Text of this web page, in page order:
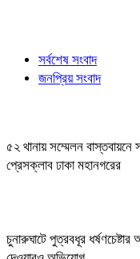
সর্বশেষ সংবাদ
জনপ্রিয় সংবাদ
৫২ থানায় সম্মেলন
প্রেসক্লাব ঢাকা মহানগরের
চুনারুঘাটে পুত্রবধূর